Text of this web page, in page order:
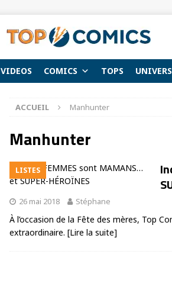
VIDEOS COMICS TOPS UNIVERS
ACCUEIL Manhunter
Manhunter
LISTES
26 mai 2018 Stéphane
À l’occasion de la Fête des mères, Top
extraordinaire. [Lire la suite]